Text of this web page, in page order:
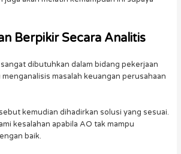
Berpikir Secara Analitis
dibutuhkan dalam bidang pekerjaan
masalah keuangan perusahaan
kemudian dihadirkan solusi yang sesuai.
kesalahan apabila AO tak mampu
baik.